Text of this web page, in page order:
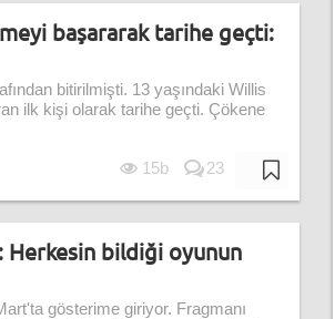
başararak tarihe geçti:
bitirilmişti. 13 yaşındaki Willis
ilk kişi olarak tarihe geçti. Çökene
15b 23
Herkesin bildiği oyunun
gösterime giriyor. Fragmanı